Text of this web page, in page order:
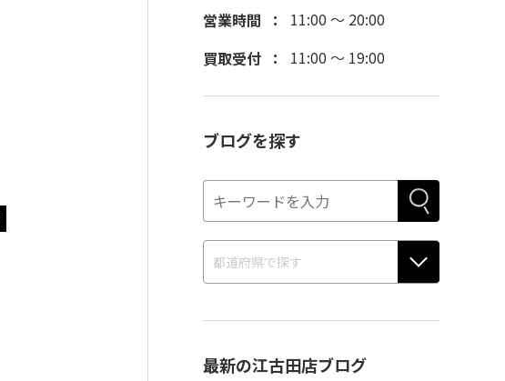
営業時間
11:00 ～ 20:00
買取受付
11:00 ～ 19:00
ブログを探す
最新の江古田店ブログ